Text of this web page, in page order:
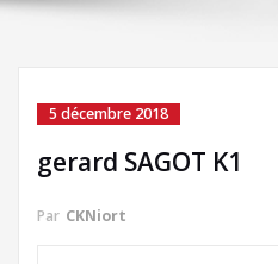
5 décembre 2018
gerard SAGOT K1
Par CKNiort